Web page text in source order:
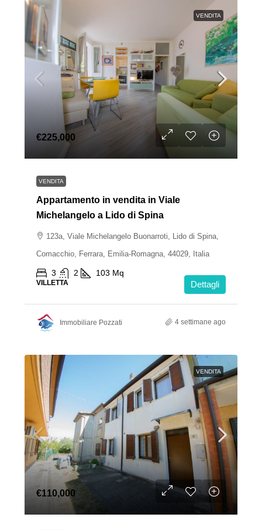
VENDITA
€225,000
VENDITA
Appartamento in vendita in Viale
Michelangelo a Lido di Spina
123a, Viale Michelangelo Buonarroti, Lido di Spina,
Comacchio, Ferrara, Emilia-Romagna, 44029, Italia
3 2 103 Mq
VILLETTA Dettagli
Immobiliare Pozzati 4 settimane ago
VENDITA
€110,000